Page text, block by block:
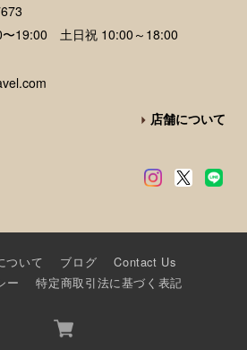
〜19:00 土日祝 10:00～18:00
店舗について
ついて ブログ
Contact Us
ー
特定商取引法に基づく表記